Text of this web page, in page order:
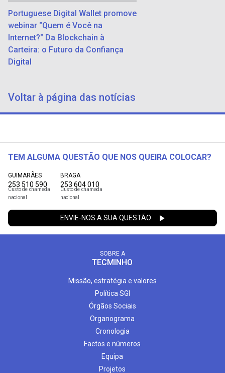
Portuguese Digital Wallet promove
webinar "Quem é Você na
Internet?" Da Blockchain à
Carteira: o Futuro da Confiança
Digital
Voltar à página das notícias
TEM ALGUMA QUESTÃO QUE NOS QUEIRA COLOCAR?
GUIMARÃES
253 510 590
Custo de chamada
nacional
BRAGA
253 604 010
Custo de chamada
nacional
ENVIE-NOS A SUA QUESTÃO
SOBRE A
TECMINHO
Missão, estratégia e valores
Política SGI
Órgãos Sociais
Organograma
Cronologia
Factos e números
Equipa
Projetos